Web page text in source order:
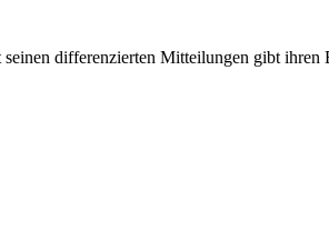
differenzierten Mitteilungen gibt